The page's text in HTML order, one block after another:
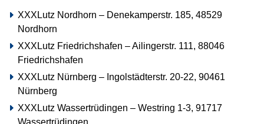
XXXLutz Nordhorn – Denekamperstr. 185, 48529
Nordhorn
XXXLutz Friedrichshafen – Ailingerstr. 111, 88046
Friedrichshafen
XXXLutz Nürnberg – Ingolstädterstr. 20-22, 90461
Nürnberg
XXXLutz Wassertrüdingen – Westring 1-3, 91717